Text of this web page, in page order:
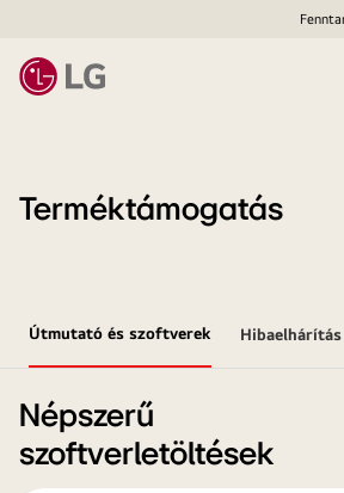
Terméktámogatás
Útmutató és szoftverek Hibaelhárítás
Népszerű
szoftverletöltések